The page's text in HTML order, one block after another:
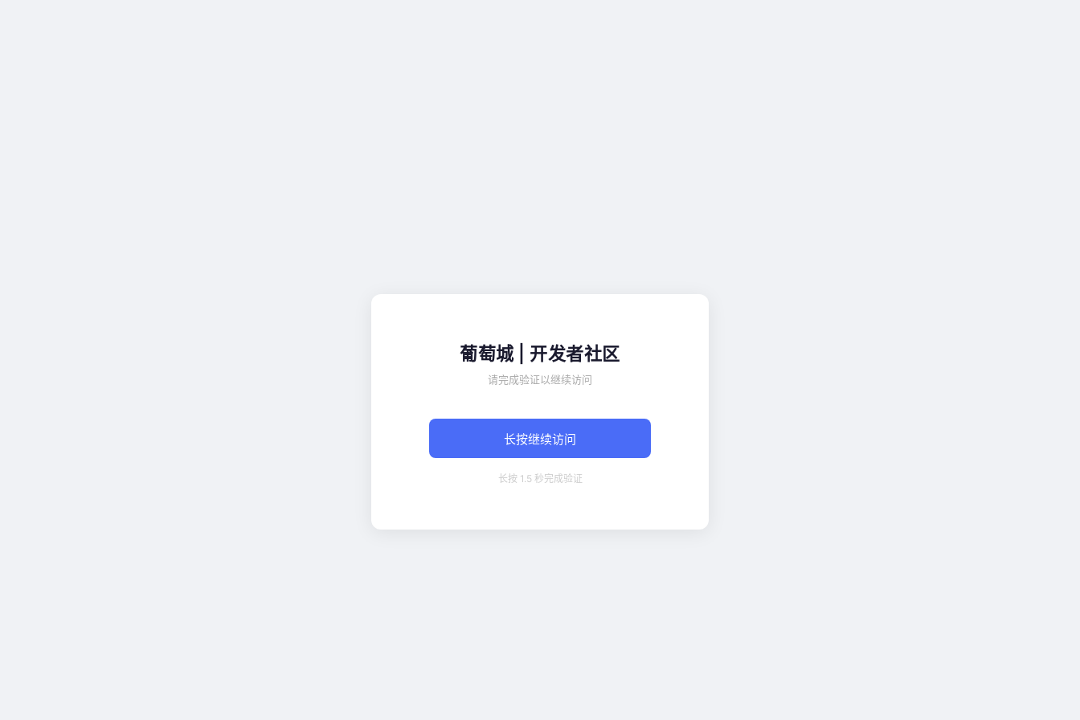
葡萄城 | 开发者社区
请完成验证以继续访问
长按继续访问
长按 1.5 秒完成验证